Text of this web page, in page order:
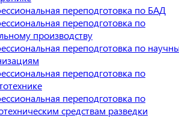
переподготовка по БАД
переподготовка по
производству
переподготовка по
переподготовка по
переподготовка по
средствам разведки